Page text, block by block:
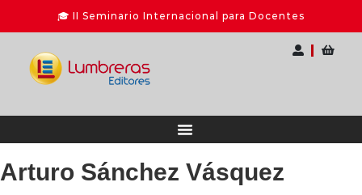
Arturo Sánchez Vásquez